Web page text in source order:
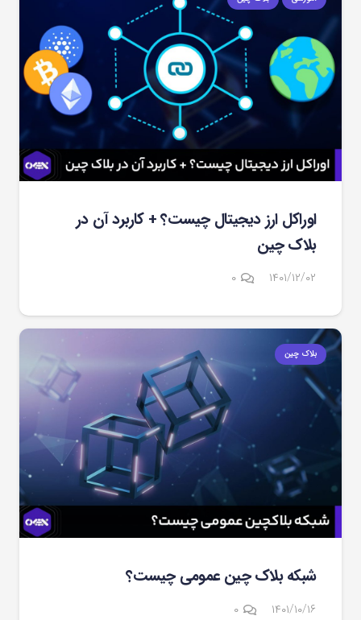
اوراکل ارز دیجیتال چیست؟ + کاربرد آن در
بلاک چین
۱۴۰۱/۱۲/۰۲ ۰
بلاک چین
شبکه بلاک چین عمومی چیست؟
۱۴۰۱/۱۰/۱۶ ۰